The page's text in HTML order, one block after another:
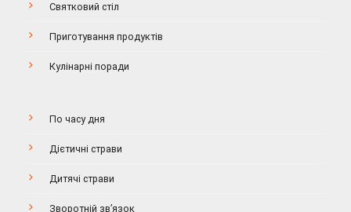
Святковий стіл
Приготування продуктів
Кулінарні поради
По часу дня
Дієтичні страви
Дитячі страви
Зворотній зв’язок